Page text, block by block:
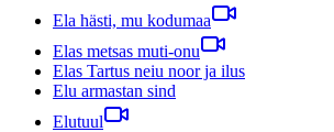
Ela hästi, mu kodumaa
Elas metsas muti-onu
Elas Tartus neiu noor ja ilus
Elu armastan sind
Elutuul